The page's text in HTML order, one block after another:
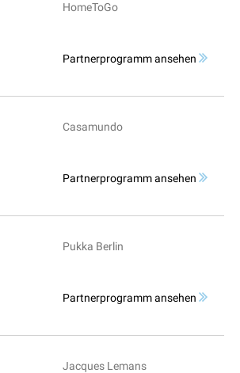
HomeToGo
Partnerprogramm ansehen
Casamundo
Partnerprogramm ansehen
Pukka Berlin
Partnerprogramm ansehen
Jacques Lemans